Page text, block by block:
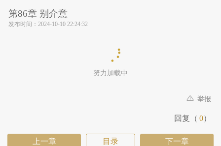
第86章 别介意
发布时间： 2024-10-10 22:24:32
努力加载中
举报
回复（ 0）
上一章 目录 下一章